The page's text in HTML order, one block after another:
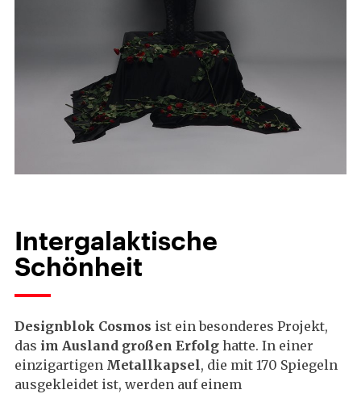
Intergalaktische
Schönheit
Designblok Cosmos ist ein besonderes Projekt,
das im Ausland großen Erfolg hatte. In einer
einzigartigen Metallkapsel, die mit 170 Spiegeln
ausgekleidet ist, werden auf einem